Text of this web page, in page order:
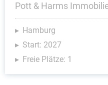
Pott & Harms
Hamburg
Start: 2027
Freie Plätze: 1